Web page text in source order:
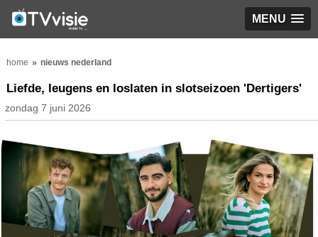
MENU
home nieuws nederland
Liefde, leugens en loslaten in slotseizoen 'Dertigers'
zondag 7 juni 2026